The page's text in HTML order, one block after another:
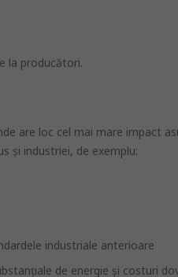
la producători.
are loc cel mai mare impact
şi industriei, de exemplu:
industriale anterioare
de energie și costuri